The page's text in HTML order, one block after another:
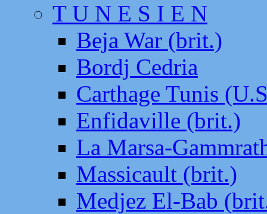
T U N E S I E N
Beja War (brit.)
Bordj Cedria
Carthage Tunis
Enfidaville (brit.)
La Marsa-
Massicault (brit.)
Medjez El-Bab